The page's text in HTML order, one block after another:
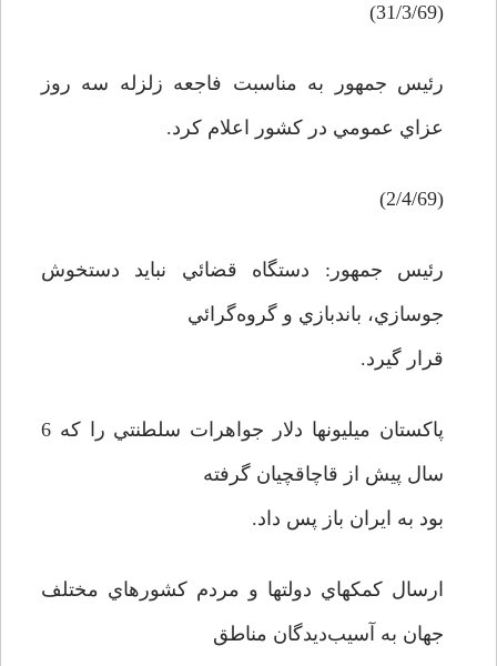
(31/3/69)
رئيس جمهور به مناسبت فاجعه زلزله سه روز
عزاي عمومي در کشور اعلام کرد.
(2/4/69)
رئيس جمهور: دستگاه قضائي نبايد دستخوش
جوسازي، باندبازي و گروه‌گرائي
قرار گيرد.
پاکستان ميليونها دلار جواهرات سلطنتي را که 6
سال پيش از قاچاقچيان گرفته
بود به ايران باز پس داد.
ارسال کمکهاي دولتها و مردم کشورهاي مختلف
جهان به آسيب‌ديدگان مناطق